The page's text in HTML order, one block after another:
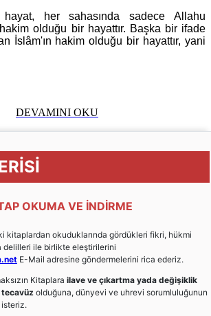
her sahasında sadece Allahu
olduğu bir hayattır. Başka bir ifade
İslâm'ın hakim olduğu bir hayattır, yani
DEVAMINI OKU
OKUMA VE İNDİRME
kitaplardan okuduklarında gördükleri fikri, hükmi
delilleri ile birlikte eleştirilerini
E-Mail adresine göndermelerini rica ederiz.
Kitaplara ilave ve çıkartma yada değişiklik
tecavüz olduğuna, dünyevi ve uhrevi sorumluluğunun